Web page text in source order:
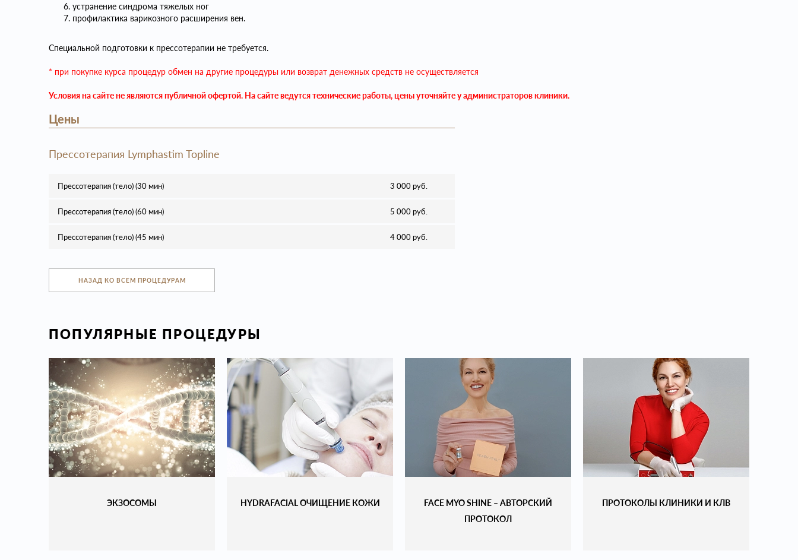
устранение синдрома тяжелых ног
профилактика варикозного расширения вен.
Специальной подготовки к прессотерапии не требуется.
* при покупке курса процедур обмен на другие процедуры или возврат денежных средств не осуществляется
Условия на сайте не являются публичной офертой. На сайте ведутся технические работы, цены уточняйте у администраторов клиники.
Цены
Прессотерапия Lymphastim Topline
Прессотерапия (тело) (30 мин) 3 000 руб.
Прессотерапия (тело) (60 мин) 5 000 руб.
Прессотерапия (тело) (45 мин) 4 000 руб.
НАЗАД КО ВСЕМ ПРОЦЕДУРАМ
ПОПУЛЯРНЫЕ ПРОЦЕДУРЫ
ЭКЗОСОМЫ HYDRAFACIAL ОЧИЩЕНИЕ КОЖИ
FACE MYO SHINE – АВТОРСКИЙ
ПРОТОКОЛ
ПРОТОКОЛЫ КЛИНИКИ И КЛВ